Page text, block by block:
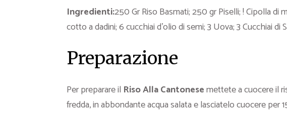
Ingredienti:250 Gr Riso Basmati; 250 gr Piselli; ! Cipolla di
cotto a dadini; 6 cucchiai d’olio di semi; 3 Uova; 3 Cucchiai di
Preparazione
Per preparare il Riso Alla Cantonesemettete a cuocere il
fredda, in abbondante acqua salata e lasciatelo cuocere per